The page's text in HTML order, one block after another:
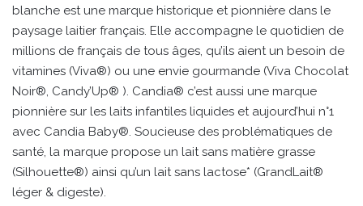
blanche est une marque historique et pionnière dans le
paysage laitier français. Elle accompagne le quotidien de
millions de français de tous âges, qu’ils aient un besoin de
vitamines (Viva®) ou une envie gourmande (Viva Chocolat
Noir®, Candy’Up® ). Candia® c’est aussi une marque
pionnière sur les laits infantiles liquides et aujourd’hui n°1
avec Candia Baby®. Soucieuse des problématiques de
santé, la marque propose un lait sans matière grasse
(Silhouette®) ainsi qu’un lait sans lactose* (GrandLait®
léger & digeste).